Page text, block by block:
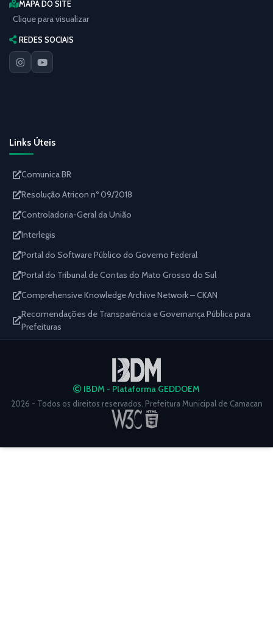
MAPA DO SITE
Clique para visualizar
REDES SOCIAIS
Links Úteis
Comunica BR
Resolução Atricon nº 09/2018
Controladoria-Geral da União
Interlegis
Portal do Software Público do Governo Federal
Portal do Tribunal de Contas do Mato Grosso do Sul
Comprehensive Knowledge Archive Network – CKAN
Recomendações de Transparência e Governança Pública para
Prefeituras
IBDM - Plataforma GEDDOEM
2026 - Todos os direitos reservados. Prefeitura Municipal de Camacan